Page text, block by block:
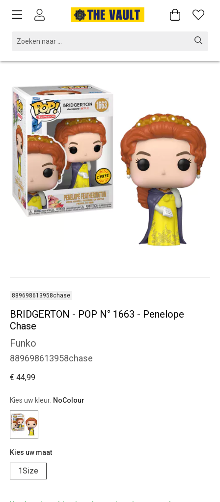
889698613958chase
BRIDGERTON - POP N° 1663 - Penelope
Chase
Funko
889698613958chase
€ 44,99
Kies uw kleur: NoColour
Kies uw maat
1Size